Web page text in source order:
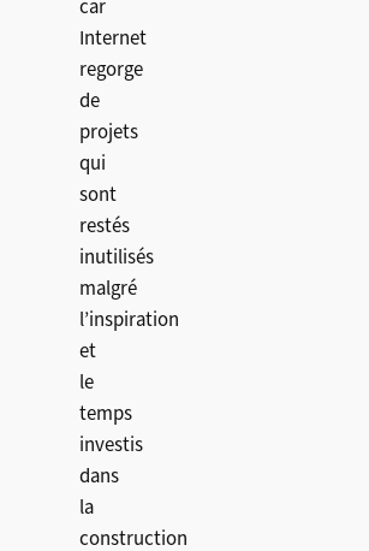
car
Internet
regorge
de
projets
qui
sont
restés
inutilisés
malgré
l’inspiration
et
le
temps
investis
dans
la
construction